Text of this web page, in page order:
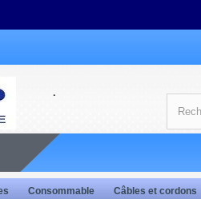
Consommable Câbles et cordons